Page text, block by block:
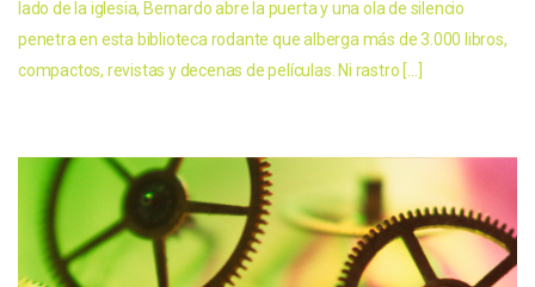
lado de la iglesia, Bernardo abre la puerta y una ola de silencio
penetra en esta biblioteca rodante que alberga más de 3.000 libros,
compactos, revistas y decenas de películas. Ni rastro […]